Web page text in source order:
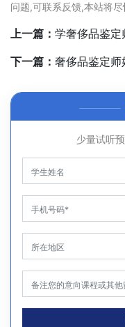
问题,可联系反馈,本站将
上一篇： 学奢侈品鉴
下一篇： 奢侈品鉴定师
少量试听